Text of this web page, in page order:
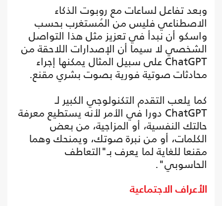
وبعد تفاعل لساعات مع روبوت الذكاء
الاصطناعي فليس من المُستغرب بحسب
واسكو أن نبدأ في تعزيز مثل هذا التواصل
الشخصي لا سيما أن الإصدارات اللاحقة من
ChatGPT على سبيل المثال يمكنها إجراء
محادثات صوتية فورية بصوت بشري مقنع.
كما يلعب التقدم التكنولوجي الكبير لـ
ChatGPT دورا في الأمر لأنه يستطيع معرفة
حالتك النفسية، أو المزاجية، من بعض
الكلمات، أو من نبرة صوتك، ويمنحك وهما
مقنعا للغاية لما يعرف بـ"التعاطف
الحاسوبي".
الأعراف الاجتماعية